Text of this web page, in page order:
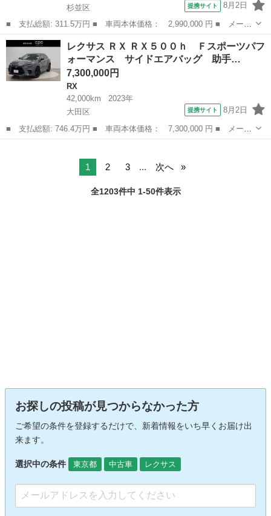
杉並区
提携サイト 8月2日
■ 支払総額: 311.5万円 ■ 車両本体価格： 2,990,000 円 ■ メーカ
ー名： レクサス ■ 車種名： ＩＳ ■ グレード名： ＩＳ３０
０ Ｆスポーツ アルミ 横滑り防止装置 クルコン フルセグ エ
アコン Ｐ...
東京 杉並区 IS
レクサス ＲＸ ＲＸ５００ｈ Ｆスポーツパフ
ォーマンス サイドエアバッグ 助手…
7,300,000円
RX
42,000km
2023年
大田区
提携サイト 8月2日
■ 支払総額: 746.4万円 ■ 車両本体価格： 7,300,000 円 ■ メーカ
ー名： レクサス ■ 車種名： ＲＸ ■ グレード名： ＲＸ５００
1 2 3 ... 次へ
全1203件中 1-50件表示
お探しの投稿が見つからなかった方
ご希望の条件を登録するだけで、新着情報をいち早くお届け出
来ます。
選択中の条件 東京都 中古車 レクサス